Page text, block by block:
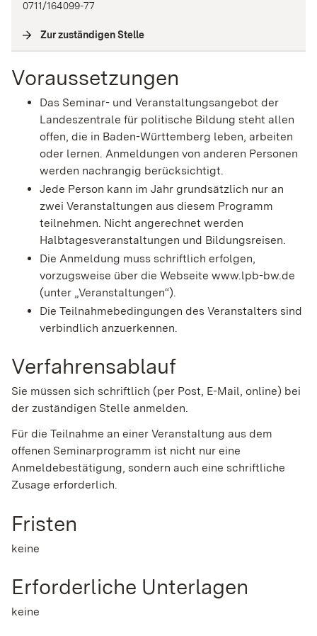
0711/164099-77
Zur zuständigen Stelle
Voraussetzungen
Das Seminar- und Veranstaltungsangebot der
Landeszentrale für politische Bildung steht allen
offen, die in Baden-Württemberg leben, arbeiten
oder lernen. Anmeldungen von anderen Personen
werden nachrangig berücksichtigt.
Jede Person kann im Jahr grundsätzlich nur an
zwei Veranstaltungen aus diesem Programm
teilnehmen. Nicht angerechnet werden
Halbtagesveranstaltungen und Bildungsreisen.
Die Anmeldung muss schriftlich erfolgen,
vorzugsweise über die Webseite www.lpb-bw.de
(unter „Veranstaltungen“).
Die Teilnahmebedingungen des Veranstalters sind
verbindlich anzuerkennen.
Verfahrensablauf
Sie müssen sich schriftlich (per Post, E-Mail, online) bei
der zuständigen Stelle anmelden.
Für die Teilnahme an einer Veranstaltung aus dem
offenen Seminarprogramm ist nicht nur eine
Anmeldebestätigung, sondern auch eine schriftliche
Zusage erforderlich.
Fristen
keine
Erforderliche Unterlagen
keine